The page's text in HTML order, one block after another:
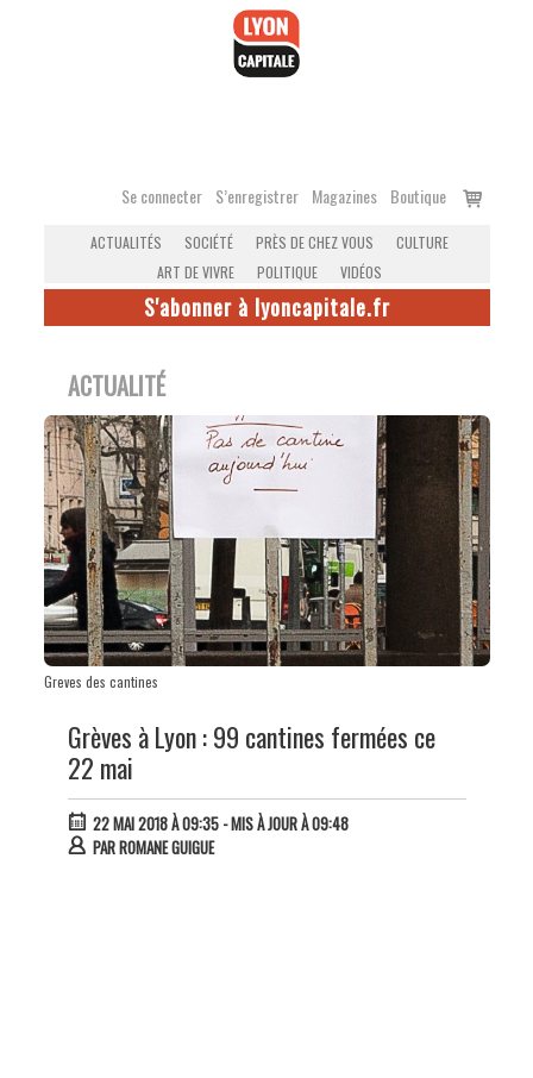
Se connecter S’enregistrer Magazines Boutique
Voir
ACTUALITÉS SOCIÉTÉ PRÈS DE CHEZ VOUS
CULTURE
ART DE VIVRE
POLITIQUE VIDÉOS
S'abonner à lyoncapitale.fr
ACTUALITÉ
Greves des cantines
Grèves à Lyon : 99 cantines fermées ce
22 mai
22 MAI 2018 À 09:35- MIS À JOUR À 09:48
PARROMANE GUIGUE